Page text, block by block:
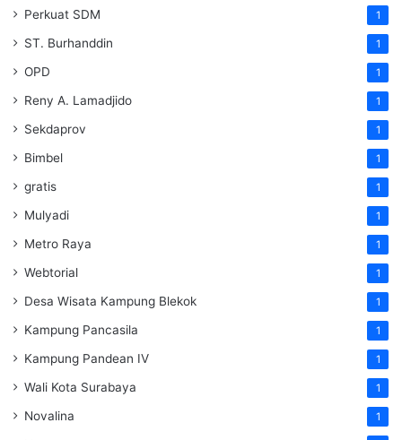
Perkuat SDM 1
ST. Burhanddin 1
OPD 1
Reny A. Lamadjido 1
Sekdaprov 1
Bimbel 1
gratis 1
Mulyadi 1
Metro Raya 1
Webtorial 1
Desa Wisata Kampung Blekok 1
Kampung Pancasila 1
Kampung Pandean IV 1
Wali Kota Surabaya 1
Novalina 1